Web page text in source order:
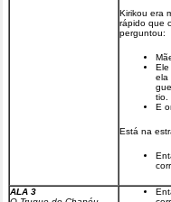
Kirikou era
rápido que
perguntou:
Ele
ela
tio.
E
Está na
ALA 3